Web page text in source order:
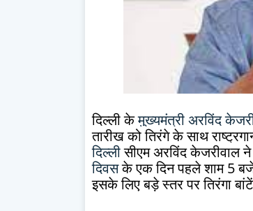
दिल्ली केमुख्यमंत्री अरविंद
तारीख को तिरंगे के साथ
दिल्लीसीएम अरविंद केजरीवाल
दिवसके एक दिन पहले शाम 5 बजे
इसके लिए बड़े स्तर पर तिरंगा